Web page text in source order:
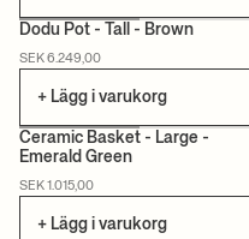
Dodu Pot - Tall - Brown
SEK 6.249,00
+ Lägg i varukorg
Ceramic Basket - Large -
Emerald Green
SEK 1.015,00
+ Lägg i varukorg